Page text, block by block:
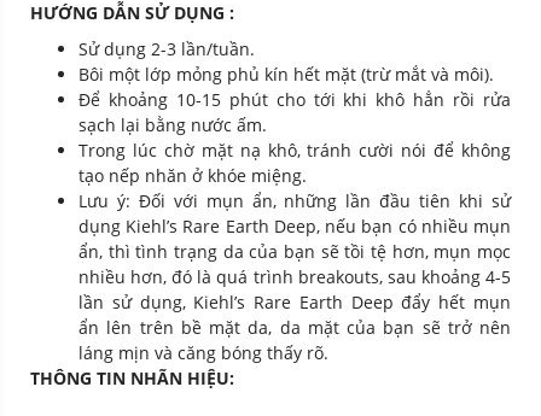
HƯỚNG DẪN SỬ DỤNG :
Sử dụng 2-3 lần/tuần.
Bôi một lớp mỏng phủ kín hết mặt (trừ mắt và môi).
Để khoảng 10-15 phút cho tới khi khô hẳn rồi rửa
sạch lại bằng nước ấm.
Trong lúc chờ mặt nạ khô, tránh cười nói để không
tạo nếp nhăn ở khóe miệng.
Lưu ý: Đối với mụn ẩn, những lần đầu tiên khi sử
dụng Kiehl’s Rare Earth Deep, nếu bạn có nhiều mụn
ẩn, thì tình trạng da của bạn sẽ tồi tệ hơn, mụn mọc
nhiều hơn, đó là quá trình breakouts, sau khoảng 4-5
lần sử dụng, Kiehl’s Rare Earth Deep đẩy hết mụn
ẩn lên trên bề mặt da, da mặt của bạn sẽ trở nên
láng mịn và căng bóng thấy rõ.
THÔNG TIN NHÃN HIỆU: